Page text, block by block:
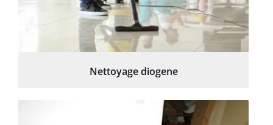
Nettoyage diogene